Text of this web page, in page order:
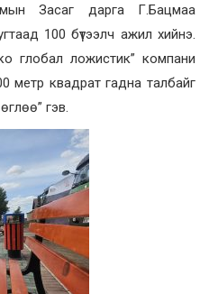
Засаг дарга Г.Бацмаа
100 бүтээлч ажил хийнэ.
глобал ложистик” компани
метр квадрат гадна талбайг
гэв.